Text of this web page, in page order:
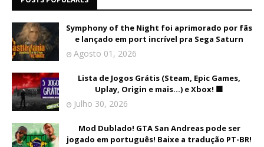
Symphony of the Night foi aprimorado por fãs
e lançado em port incrível pra Sega Saturn
Agosto 01, 2026
Lista de Jogos Grátis (Steam, Epic Games,
Uplay, Origin e mais...) e Xbox! 🟩
Julho 30, 2026
Mod Dublado! GTA San Andreas pode ser
jogado em português! Baixe a tradução PT-BR!